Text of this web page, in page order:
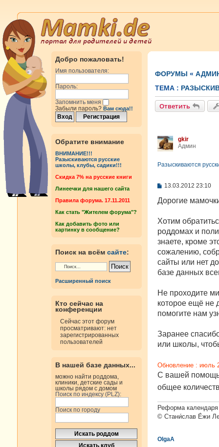
Добро пожаловать!
Имя пользователя:
Пароль:
Запомнить меня
Забыли пароль? Вам сюда!!
Обратите внимание
ВНИМАНИЕ!!!
Разыскиваются русские
школы, клубы, садики!!!
Cкидка 7% на русские книги
Линеечки для нашего сайта
Правила форума. 17.11.2011
Как стать "Жителем форума"?
Как добавить фото или
картинку в сообщение?
Поиск на всём сайте:
Расширенный поиск
Кто сейчас на
конференции
Сейчас этот форум
просматривают: нет
зарегистрированных
пользователей
В нашей базе данных...
можно найти роддома,
клиники, детские сады и
школы рядом с домом
Поиск по индексу (PLZ):
Поиск по городу
ФОРУМЫ «
ТЕМА :
Ответить
gkir
Админ
Разыскиваются
С
о
б
е
и
е
13.03.2012 23:10
Дорогие
Хотим
роддомах и
знаете, кроме
сожалению,
сайты или нет
базе данных
Не проходите
которое ещё не
помогите нам
Заранее
или школы,
Обновление : июль
С вашей
общее
Реформа
© Стани́слав Е́жи
OlgaA